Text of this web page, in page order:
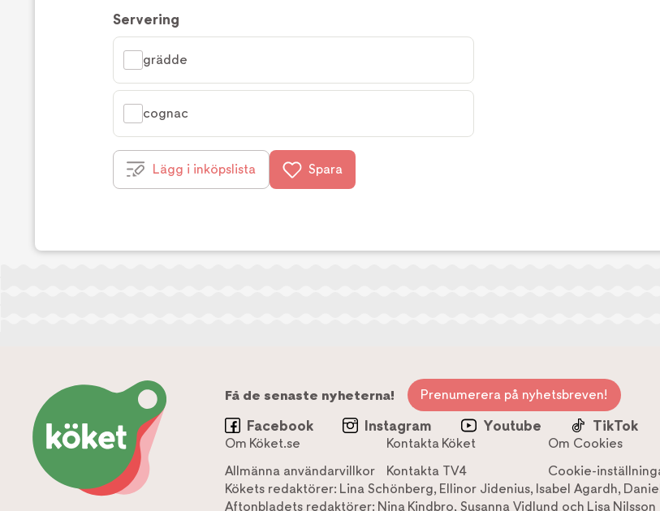
Servering
grädde
cognac
Lägg i inköpslista Spara
Få de senaste nyheterna! Prenumerera på nyhetsbreven!
Facebook Instagram Youtube TikTok
Om Köket.se Kontakta Köket Om Cookies
Allmänna användarvillkor
Kontakta TV4 Cookie-
Kökets redaktörer: Lina Schönberg, Ellinor Jidenius, Isabel Agardh,
Aftonbladets redaktörer: Nina Kindbro, Susanna Vidlund och Lisa Nilsson